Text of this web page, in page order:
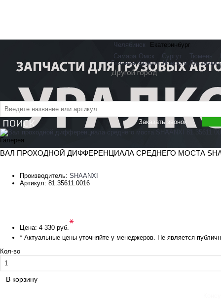
Челябинск
Екатеринбург
Самара Омск Сургут Тюмень
Другой город
Главная Каталог Новости Доставка
ПОИСК Заказать звонок
Галерея
ВАЛ ПРОХОДНОЙ ДИФФЕРЕНЦИАЛА СРЕДНЕГО МОСТА
Производитель: SHAANXI
Артикул: 81.35611.0016
Цена: 4 330 руб.*
* Актуальные цены уточняйте у менеджеров. Не является
Кол-во
В корзину